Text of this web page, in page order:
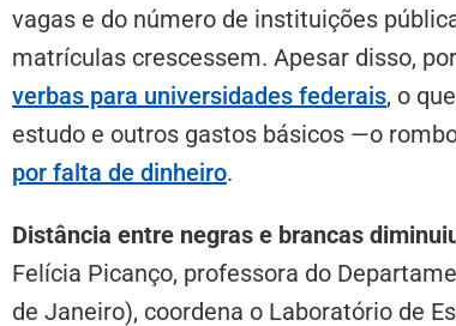
vagas e do número de instituições
matrículas crescessem. Apesar disso,
verbas para universidades federais, o
estudo e outros gastos básicos —o
por falta de dinheiro.
Distância entre negras e brancas
Felícia Picanço, professora do
de Janeiro), coordena o Laboratório de